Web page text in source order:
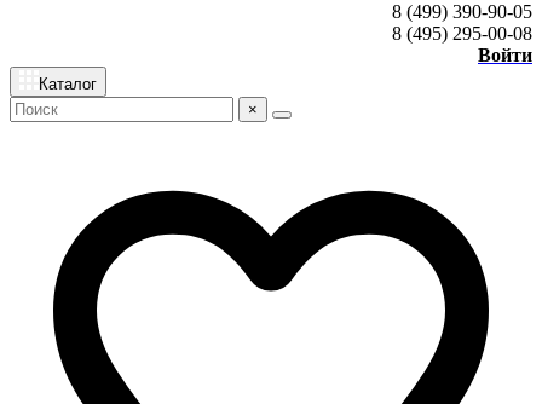
8 (499) 390-90-05
8 (495) 295-00-08
Войти
Каталог
×